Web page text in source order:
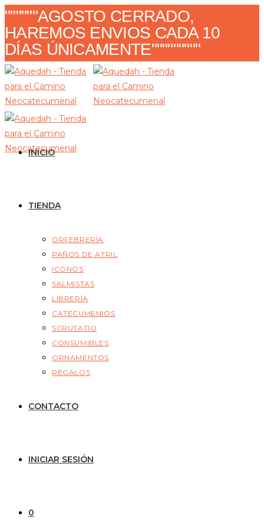
Ir
al
contenido
""""""AGOSTO CERRADO,
HAREMOS ENVIOS CADA 10
DÍAS ÚNICAMENTE"""""""""
INICIO
TIENDA
ORFEBRERÍA
PAÑOS DE ATRIL
ICONOS
SALMISTAS
LIBRERÍA
CATECUMENIOS
SCRUTATIO
CONSUMIBLES
ORNAMENTOS
REGALOS
CONTACTO
INICIAR SESIÓN
0